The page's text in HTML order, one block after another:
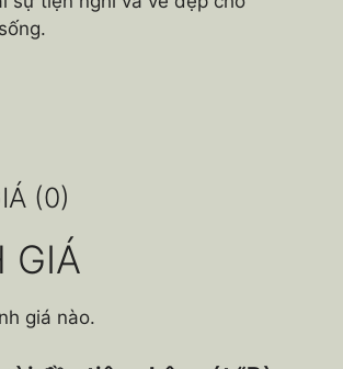
(0)
GIÁ
giá nào.